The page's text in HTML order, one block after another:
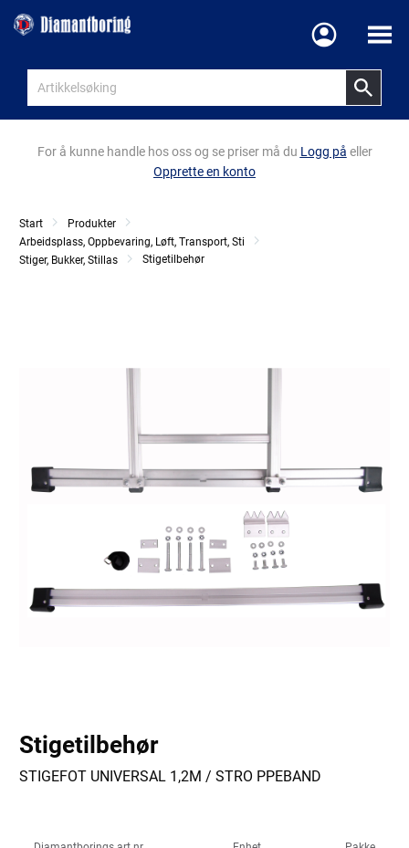
Meny
For å kunne handle hos oss og se priser må du Logg på eller
Opprette en konto
Start
Produkter
Arbeidsplass, Oppbevaring, Løft, Transport, Sti
Stiger, Bukker, Stillas
Stigetilbehør
Stigetilbehør
STIGEFOT UNIVERSAL 1,2M / STRO PPEBAND